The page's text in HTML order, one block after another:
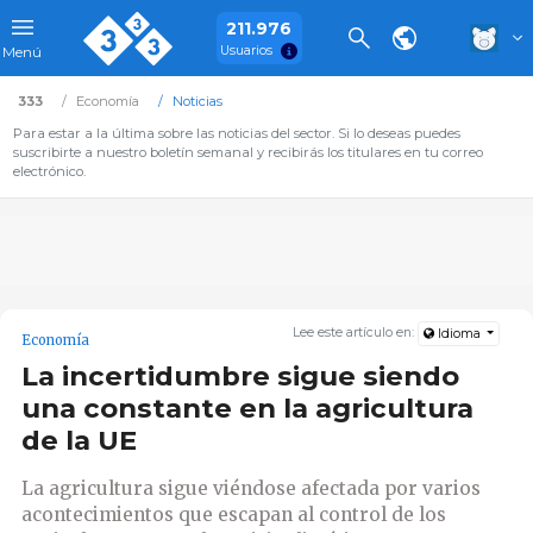
Menú
211.976
Usuarios
333 Economía
Noticias
Para estar a la última sobre las noticias del sector. Si lo deseas puedes
suscribirte a nuestro boletín semanal y recibirás los titulares en tu correo
electrónico.
Lee este artículo en: Idioma
Economía
La incertidumbre sigue siendo
una constante en la agricultura
de la UE
La agricultura sigue viéndose afectada por varios
acontecimientos que escapan al control de los